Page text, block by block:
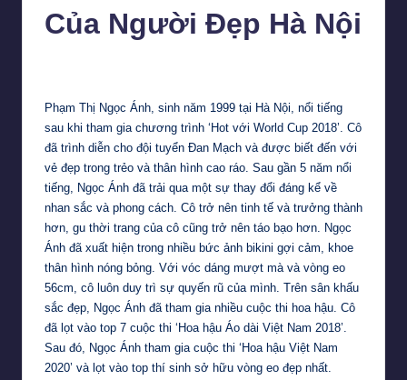
Của Người Đẹp Hà Nội
Phạm Thị Ngọc Ánh, sinh năm 1999 tại Hà Nội, nổi tiếng
sau khi tham gia chương trình ‘Hot với World Cup 2018’. Cô
đã trình diễn cho đội tuyển Đan Mạch và được biết đến với
vẻ đẹp trong trẻo và thân hình cao ráo. Sau gần 5 năm nổi
tiếng, Ngọc Ánh đã trải qua một sự thay đổi đáng kể về
nhan sắc và phong cách. Cô trở nên tinh tế và trưởng thành
hơn, gu thời trang của cô cũng trở nên táo bạo hơn. Ngọc
Ánh đã xuất hiện trong nhiều bức ảnh bikini gợi cảm, khoe
thân hình nóng bỏng. Với vóc dáng mượt mà và vòng eo
56cm, cô luôn duy trì sự quyến rũ của mình. Trên sân khấu
sắc đẹp, Ngọc Ánh đã tham gia nhiều cuộc thi hoa hậu. Cô
đã lọt vào top 7 cuộc thi ‘Hoa hậu Áo dài Việt Nam 2018’.
Sau đó, Ngọc Ánh tham gia cuộc thi ‘Hoa hậu Việt Nam
2020’ và lọt vào top thí sinh sở hữu vòng eo đẹp nhất.